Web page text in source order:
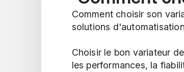
Comment choisir son
solutions
Choisir le bon variateur
les performances, la